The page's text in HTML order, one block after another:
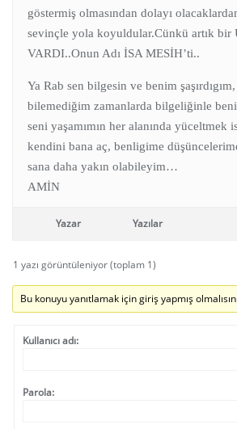
göstermiş olmasından dolayı
sevinçle yola koyuldular.Cünkü artık
VARDI..Onun Adı İSA MESİH’ti..
Ya Rab sen bilgesin ve benim şaşırdıgım,
bilemediğim zamanlarda bilgeliğinle beni
seni yaşamımın her alanında yüceltmek
kendini bana aç, benligime
sana daha yakın olabileyim…
AMİN
Yazar Yazılar
1 yazı görüntüleniyor (toplam 1)
Bu konuyu yanıtlamak için giriş yapmış
Kullanıcı adı:
Parola: